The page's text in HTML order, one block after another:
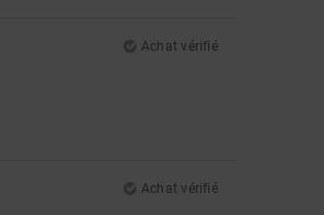
Achat vérifié
Achat vérifié